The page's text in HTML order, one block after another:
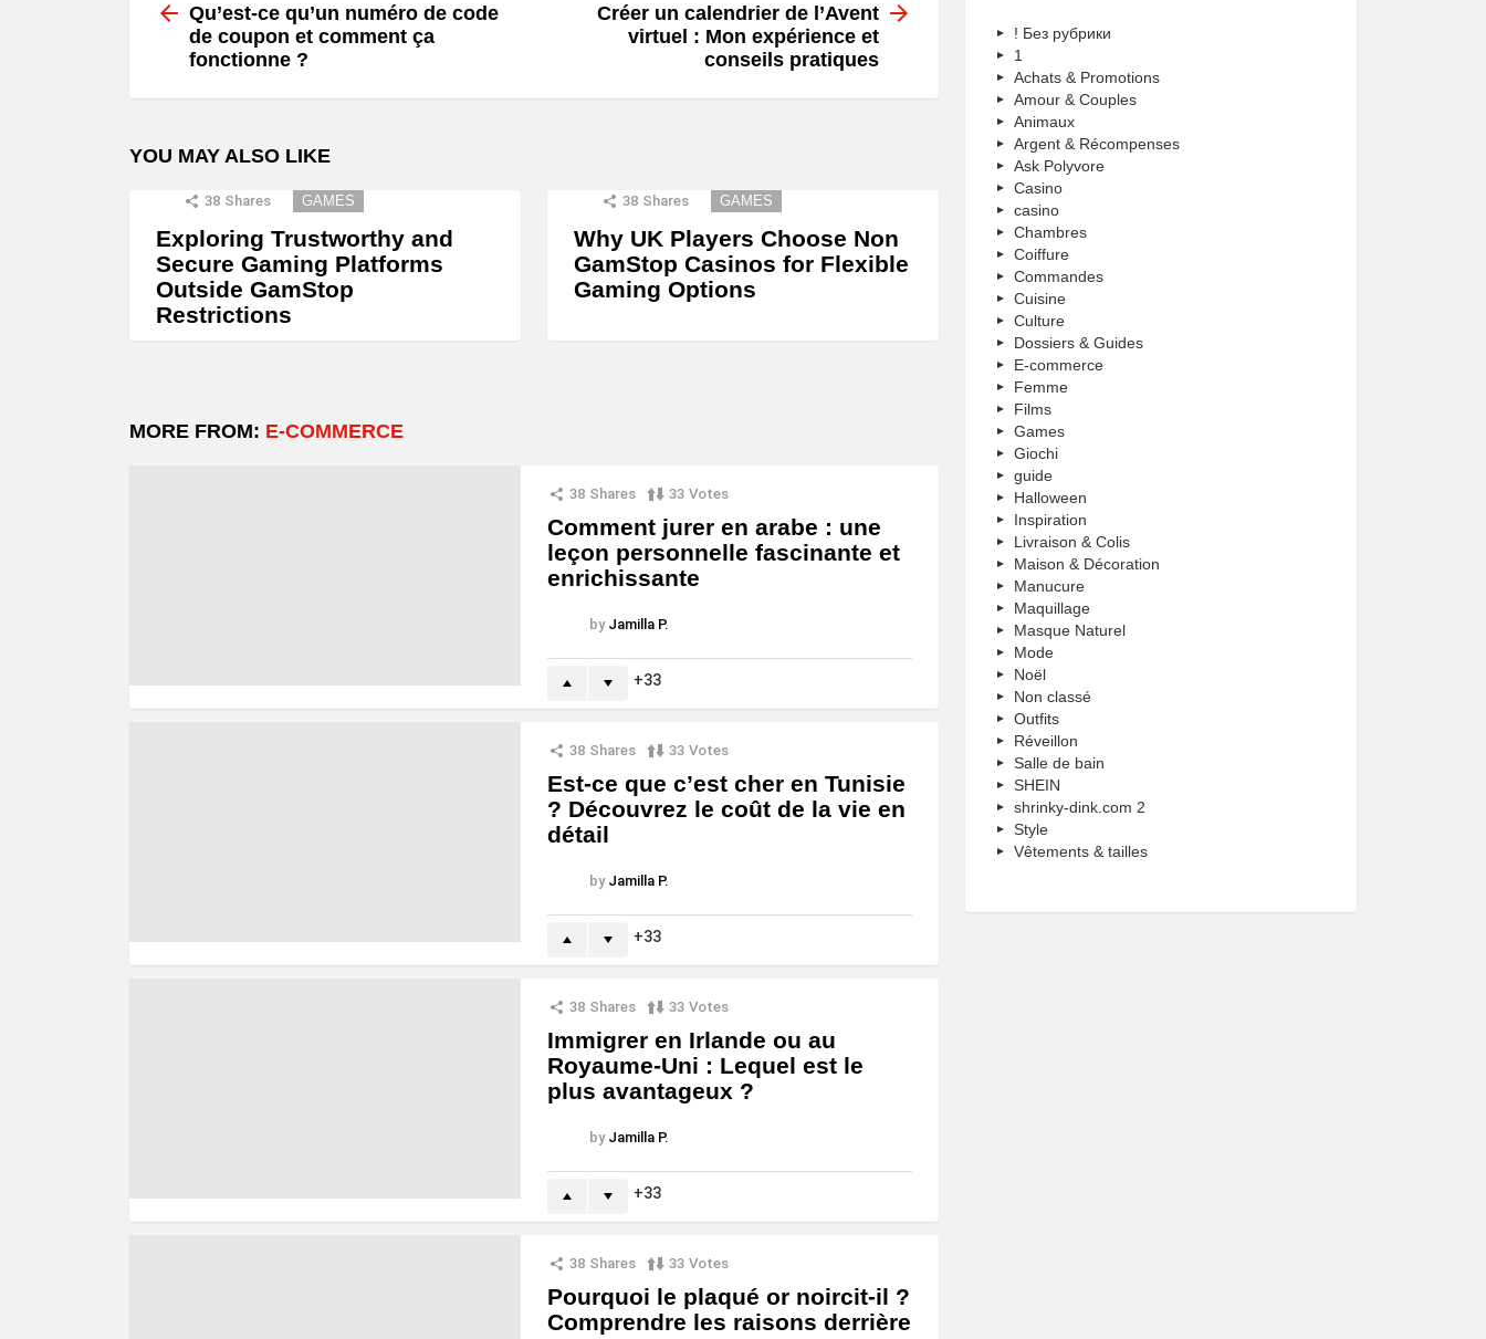
moreQu’est-ce qu’un numéro de code
de coupon et comment ça
fonctionne ?
Créer un calendrier de l’Avent
virtuel : Mon expérience et
conseils pratiques
YOU MAY ALSO LIKE
38 Shares GAMES
Exploring Trustworthy and
Secure Gaming Platforms
Outside GamStop
Restrictions
38 Shares GAMES
Why UK Players Choose Non
GamStop Casinos for Flexible
Gaming Options
MORE FROM: E-COMMERCE
38 Shares 33 Votes
Comment jurer en arabe : une
leçon personnelle fascinante et
enrichissante
by Jamilla P.
33
38 Shares 33 Votes
Est-ce que c’est cher en Tunisie
? Découvrez le coût de la vie en
détail
by Jamilla P.
33
38 Shares 33 Votes
Immigrer en Irlande ou au
Royaume-Uni : Lequel est le
plus avantageux ?
by Jamilla P.
33
38 Shares 33 Votes
Pourquoi le plaqué or noircit-il ?
Comprendre les raisons derrière
! Без рубрики
1
Achats & Promotions
Amour & Couples
Animaux
Argent & Récompenses
Ask Polyvore
Casino
casino
Chambres
Coiffure
Commandes
Cuisine
Culture
Dossiers & Guides
E-commerce
Femme
Films
Games
Giochi
guide
Halloween
Inspiration
Livraison & Colis
Maison & Décoration
Manucure
Maquillage
Masque Naturel
Mode
Noël
Non classé
Outfits
Réveillon
Salle de bain
SHEIN
shrinky-dink.com 2
Style
Vêtements & tailles